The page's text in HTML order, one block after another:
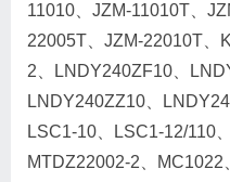
11010、JZM-11010T、
22005T、JZM-22010T、
2、LNDY240ZF10、
LNDY240ZZ10、
LSC1-10、LSC1-12/110
MTDZ22002-2、MC1022